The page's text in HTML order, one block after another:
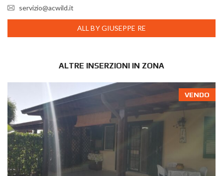
servizio@acwild.it
ALL BY GIUSEPPE RE
ALTRE INSERZIONI IN ZONA
VENDO